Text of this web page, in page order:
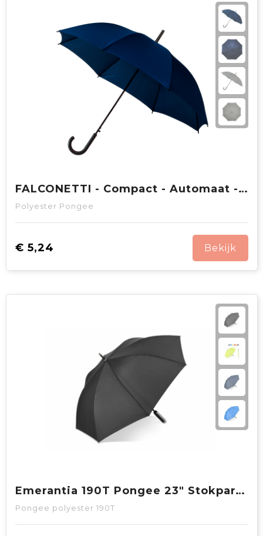
FALCONETTI - Compact - Automaat - Windproof - 102 cm
Polyester Pongee
€ 5,24 Bekijk
Emerantia 190T Pongee 23" Stokparaplu Auto open
Pongee polyester 190T